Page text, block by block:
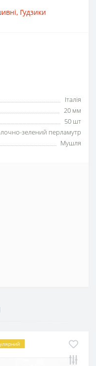
, Гудзики
Італія
20 мм
50 шт
зелений перламутр
Мушля